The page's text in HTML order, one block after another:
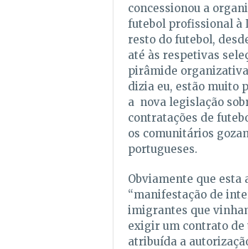
concessionou a
futebol profissional à
resto do futebol,
até às respetivas
pirâmide
dizia eu, estão muito
a nova legislação
contratações de
os comunitários
portugueses.
Obviamente que
“manifestação de
imigrantes que
exigir um contrato de
atribuída a